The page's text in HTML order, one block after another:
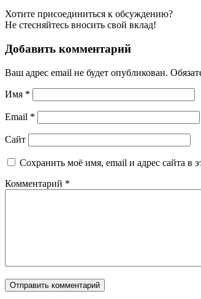
Хотите присоединиться к обсуждению?
Не стесняйтесь вносить свой вклад!
Добавить комментарий
Ваш адрес email не будет опубликован.
Имя *
Email *
Сайт
Сохранить моё имя, email и адрес сайта в
Комментарий *